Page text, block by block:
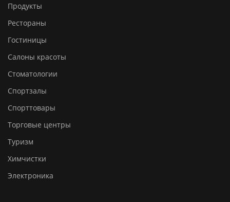
Продукты
Рестораны
Гостиницы
Салоны красоты
Стоматологии
Спортзалы
Спорттовары
Торговые центры
Туризм
Химчистки
Электроника